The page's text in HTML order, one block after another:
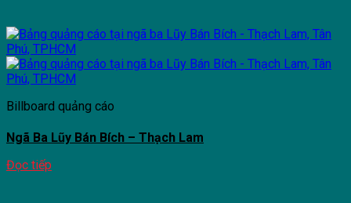
Billboard quảng cáo
Ngã Ba Lũy Bán Bích – Thạch Lam
Đọc tiếp